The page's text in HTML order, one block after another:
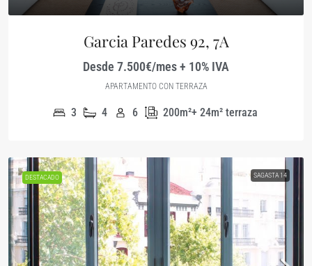
Garcia Paredes 92, 7A
Desde 7.500€/mes + 10% IVA
APARTAMENTO CON TERRAZA
3 4 6 200m²+ 24m² terraza
DESTACADO SAGASTA 14